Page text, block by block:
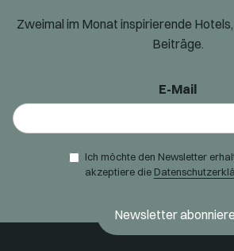
Zweimal im Monat inspirierende
Beiträge.
E-Mail
Ich möchte den Newsletter
akzeptiere die